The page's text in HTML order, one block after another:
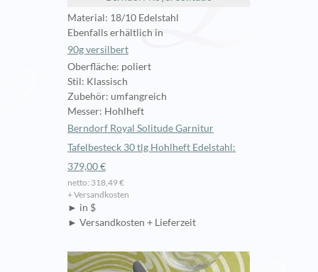
Material: 18/10 Edelstahl
Ebenfalls erhältlich in
90g versilbert
Oberfläche: poliert
Stil: Klassisch
Zubehör: umfangreich
Messer: Hohlheft
Berndorf Royal Solitude Garnitur
Tafelbesteck 30 tlg Hohlheft Edelstahl:
379,00 €
netto: 318,49 €
+ Versandkosten
► in $
► Versandkosten + Lieferzeit